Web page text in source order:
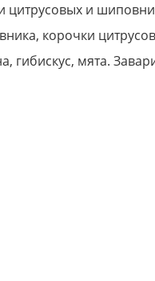
цитрусовых и
корочки
гибискус, мята.